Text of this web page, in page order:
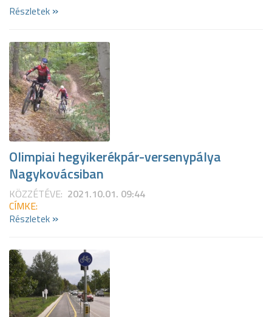
Részletek »
Olimpiai hegyikerékpár-versenypálya
Nagykovácsiban
KÖZZÉTÉVE: 2021.10.01. 09:44
CÍMKE:
Részletek »